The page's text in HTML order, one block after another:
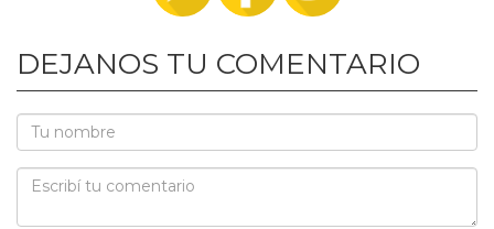
DEJANOS TU COMENTARIO